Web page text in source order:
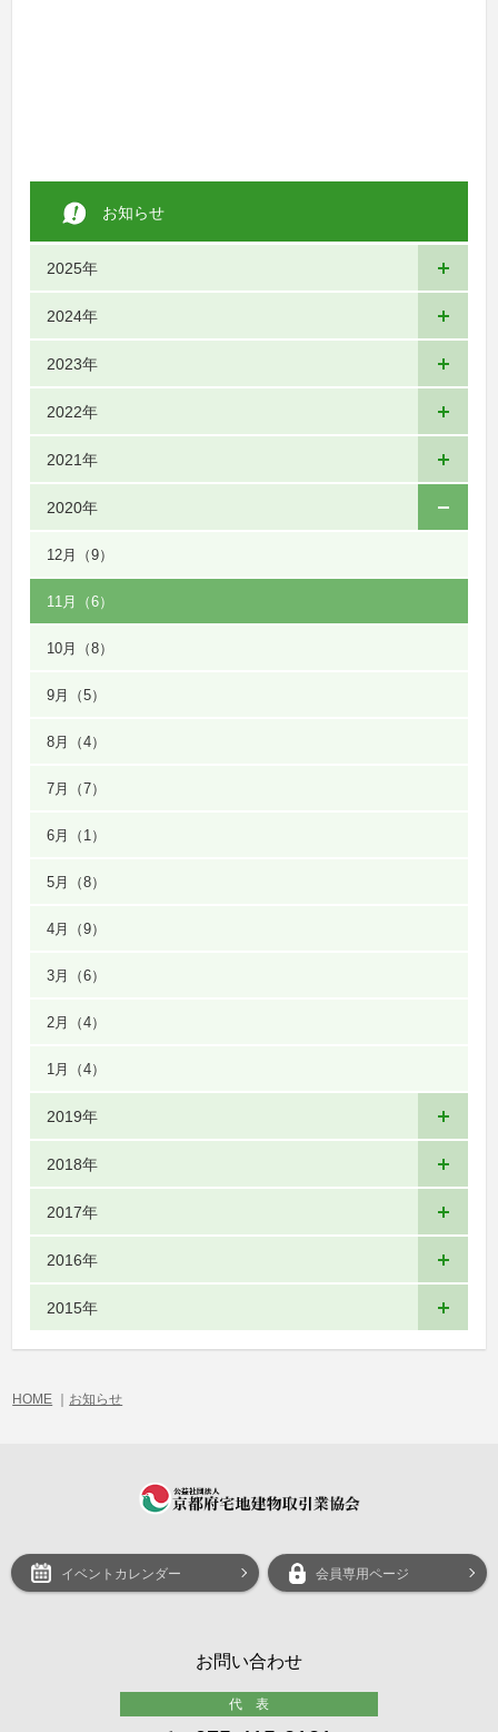
お知らせ
2025年
2024年
2023年
2022年
2021年
2020年
12月 （9）
11月 （6）
10月 （8）
9月 （5）
8月 （4）
7月 （7）
6月 （1）
5月 （8）
4月 （9）
3月 （6）
2月 （4）
1月 （4）
2019年
2018年
2017年
2016年
2015年
HOME ｜ お知らせ
イベントカレンダー 会員専用ページ
お問い合わせ
代 表